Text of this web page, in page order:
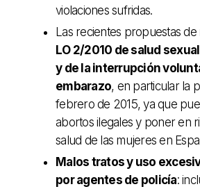
violaciones sufridas.
Las recientes propuestas de
LO 2/2010 de salud
y de la interrupción
embarazo, en particular la
febrero de 2015, ya que
abortos ilegales y poner en
salud de las mujeres en
Malos tratos y uso
por agentes de policía: